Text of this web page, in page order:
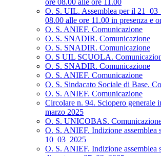
ore 08.00 alle ore 11.00
O. S. UIL. Assemblea per il
08.00 alle ore 11.00 in presenza e
O. S. ANIEF. Comunicazione
O. S. SNADIR. Comunicazione
O. S. SNADIR. Comunicazione
O. S UIL SCUOLA.
O. S. SNADIR. Comunicazione
O. S. ANIEF. Comunicazione
O. S. Sindacato Sociale di Base.
O. S. ANIEF. Comunicazione
Circolare n. 94. Sciopero generale
marzo 2025
O. S. UNICOBAS.
O. S. ANIEF. Indizione assemblea
10_03_2025
O. S. ANIEF. Indizione assemblea